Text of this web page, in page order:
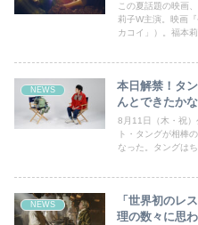
この夏話題の映画
莉子W主演。映画
カコイ」）。福本
NEWS
本日解禁！タ
んとできたかな
8月11日（木・祝）
ト・タングが相棒
なった。タングは
NEWS
「世界初のレ
理の数々に思